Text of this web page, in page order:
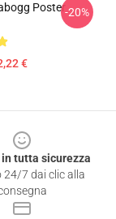
Poster
€
-20%
tutta sicurezza
24/7 dai clic alla